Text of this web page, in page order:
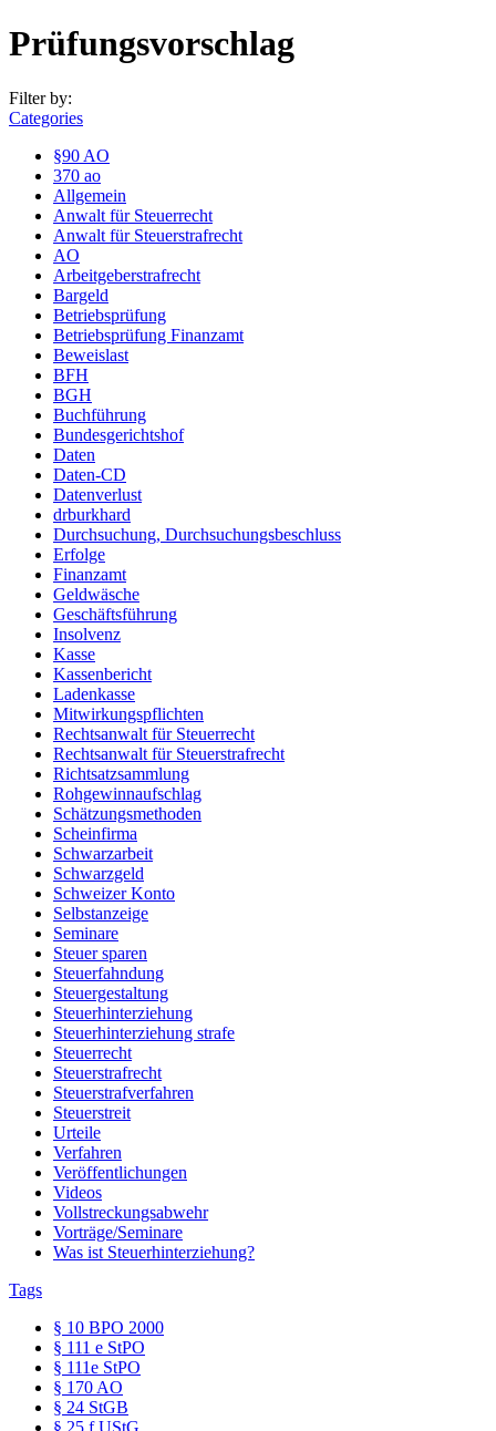
Prüfungsvorschlag
Filter by:
Categories
§90 AO
370 ao
Allgemein
Anwalt für Steuerrecht
Anwalt für Steuerstrafrecht
AO
Arbeitgeberstrafrecht
Bargeld
Betriebsprüfung
Betriebsprüfung Finanzamt
Beweislast
BFH
BGH
Buchführung
Bundesgerichtshof
Daten
Daten-CD
Datenverlust
drburkhard
Durchsuchung, Durchsuchungsbeschluss
Erfolge
Finanzamt
Geldwäsche
Geschäftsführung
Insolvenz
Kasse
Kassenbericht
Ladenkasse
Mitwirkungspflichten
Rechtsanwalt für Steuerrecht
Rechtsanwalt für Steuerstrafrecht
Richtsatzsammlung
Rohgewinnaufschlag
Schätzungsmethoden
Scheinfirma
Schwarzarbeit
Schwarzgeld
Schweizer Konto
Selbstanzeige
Seminare
Steuer sparen
Steuerfahndung
Steuergestaltung
Steuerhinterziehung
Steuerhinterziehung strafe
Steuerrecht
Steuerstrafrecht
Steuerstrafverfahren
Steuerstreit
Urteile
Verfahren
Veröffentlichungen
Videos
Vollstreckungsabwehr
Vorträge/Seminare
Was ist Steuerhinterziehung?
Tags
§ 10 BPO 2000
§ 111 e StPO
§ 111e StPO
§ 170 AO
§ 24 StGB
§ 25 f UStG